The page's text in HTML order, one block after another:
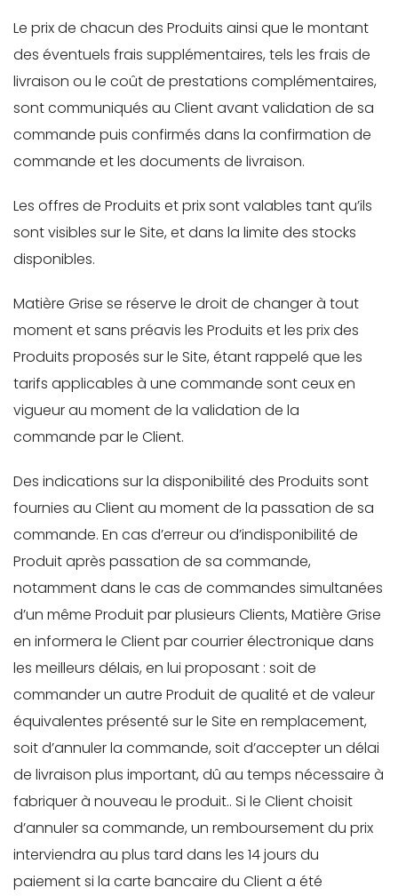
Le prix de chacun des Produits ainsi que le montant
des éventuels frais supplémentaires, tels les frais de
livraison ou le coût de prestations complémentaires,
sont communiqués au Client avant validation de sa
commande puis confirmés dans la confirmation de
commande et les documents de livraison.
Les offres de Produits et prix sont valables tant qu’ils
sont visibles sur le Site, et dans la limite des stocks
disponibles.
Matière Grise se réserve le droit de changer à tout
moment et sans préavis les Produits et les prix des
Produits proposés sur le Site, étant rappelé que les
tarifs applicables à une commande sont ceux en
vigueur au moment de la validation de la
commande par le Client.
Des indications sur la disponibilité des Produits sont
fournies au Client au moment de la passation de sa
commande. En cas d’erreur ou d’indisponibilité de
Produit après passation de sa commande,
notamment dans le cas de commandes simultanées
d’un même Produit par plusieurs Clients, Matière Grise
en informera le Client par courrier électronique dans
les meilleurs délais, en lui proposant : soit de
commander un autre Produit de qualité et de valeur
équivalentes présenté sur le Site en remplacement,
soit d’annuler la commande, soit d’accepter un délai
de livraison plus important, dû au temps nécessaire à
fabriquer à nouveau le produit.. Si le Client choisit
d’annuler sa commande, un remboursement du prix
interviendra au plus tard dans les 14 jours du
paiement si la carte bancaire du Client a été